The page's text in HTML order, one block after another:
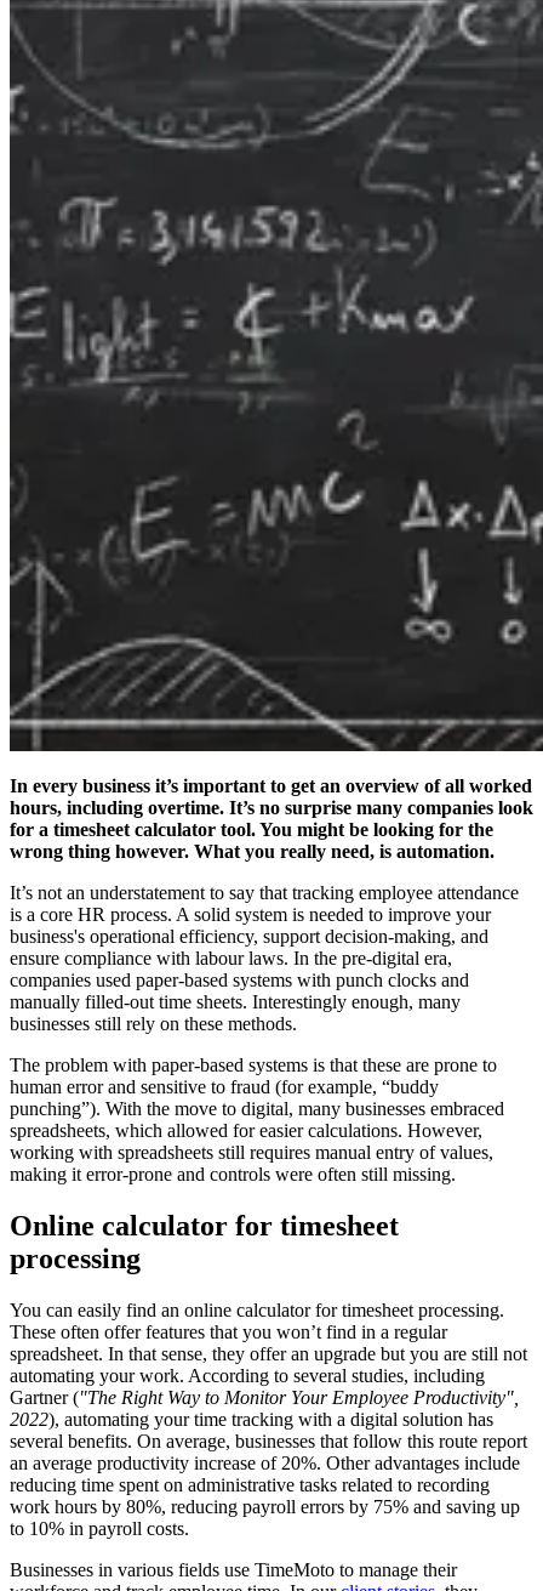
In every business it’s important to get an overview of all worked
hours, including overtime. It’s no surprise many companies look
for a timesheet calculator tool. You might be looking for the
wrong thing however. What you really need, is automation.
It’s not an understatement to say that tracking employee attendance
is a core HR process. A solid system is needed to improve your
business's operational efficiency, support decision-making, and
ensure compliance with labour laws. In the pre-digital era,
companies used paper-based systems with punch clocks and
manually filled-out time sheets. Interestingly enough, many
businesses still rely on these methods.
The problem with paper-based systems is that these are prone to
human error and sensitive to fraud (for example, “buddy
punching”). With the move to digital, many businesses embraced
spreadsheets, which allowed for easier calculations. However,
working with spreadsheets still requires manual entry of values,
making it error-prone and controls were often still missing.
Online calculator for timesheet
processing
You can easily find an online calculator for timesheet processing.
These often offer features that you won’t find in a regular
spreadsheet. In that sense, they offer an upgrade but you are still not
automating your work. According to several studies, including
Gartner ("The Right Way to Monitor Your Employee Productivity",
2022), automating your time tracking with a digital solution has
several benefits. On average, businesses that follow this route report
an average productivity increase of 20%. Other advantages include
reducing time spent on administrative tasks related to recording
work hours by 80%, reducing payroll errors by 75% and saving up
to 10% in payroll costs.
Businesses in various fields use TimeMoto to manage their